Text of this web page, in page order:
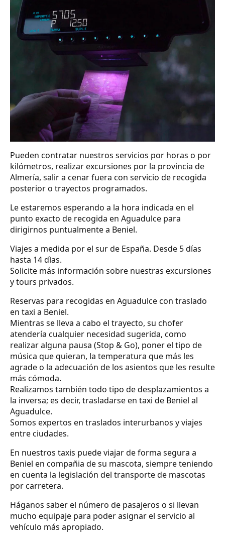
Pueden contratar nuestros servicios por horas o por
kilómetros, realizar excursiones por la provincia de
Almería, salir a cenar fuera con servicio de recogida
posterior o trayectos programados.
Le estaremos esperando a la hora indicada en el
punto exacto de recogida en Aguadulce para
dirigirnos puntualmente a Beniel.
Viajes a medida por el sur de España. Desde 5 días
hasta 14 dìas.
Solicite más información sobre nuestras excursiones
y tours privados.
Reservas para recogidas en Aguadulce con traslado
en taxi a Beniel.
Mientras se lleva a cabo el trayecto, su chofer
atendería cualquier necesidad sugerida, como
realizar alguna pausa (Stop & Go), poner el tipo de
música que quieran, la temperatura que más les
agrade o la adecuación de los asientos que les resulte
más cómoda.
Realizamos también todo tipo de desplazamientos a
la inversa; es decir, trasladarse en taxi de Beniel al
Aguadulce.
Somos expertos en traslados interurbanos y viajes
entre ciudades.
En nuestros taxis puede viajar de forma segura a
Beniel en compañia de su mascota, siempre teniendo
en cuenta la legislación del transporte de mascotas
por carretera.
Háganos saber el número de pasajeros o si llevan
mucho equipaje para poder asignar el servicio al
vehículo más apropiado.